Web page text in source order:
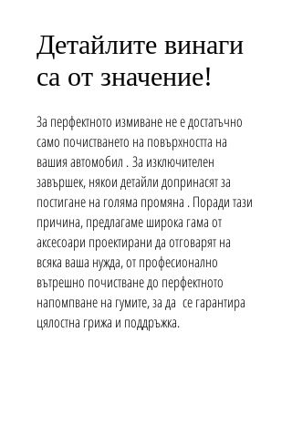
Детайлите винаги
са от значение!
За перфектното измиване не е достатъчно
само почистването на повърхността на
вашия автомобил .За изключителен
завършек, някои детайли допринасят за
постигане на голяма промяна . Поради тази
причина, предлагаме широка гама от
аксесоари проектирани да отговарят на
всяка ваша нужда, от професионално
вътрешно почистване до перфектното
напомпване на гумите, за да се гарантира
цялостна грижа и поддръжка.